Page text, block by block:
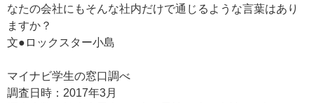
なたの会社にもそんな社内だけで通じるような言葉はあり
ますか？
文●ロックスター小島
マイナビ学生の窓口調べ
調査日時：2017年3月